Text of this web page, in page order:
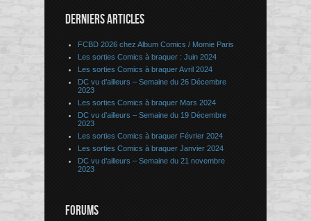
DERNIERS ARTICLES
FCBD 2026 chez Album Comics / Momie Paris
Les sorties Comics à braquer : Juin 2024
Les sorties Comics à braquer Avril 2024
DC vu d’ailleurs – Semaine du 26 Décembre
2023
Les sorties Comics à braquer Mars 2024
DC vu d’ailleurs – Semaine du 19 Décembre
2023
Les sorties Comics à braquer Février 2024
Les sorties Comics à braquer Janvier 2024
DC vu d’ailleurs – Semaine du 21 novembre
2023
FORUMS